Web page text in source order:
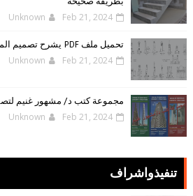
Unknown Feb 21, 2024
تحميل ملف PDF يشرح تصميم الماذن والمداخن والابراج الرفيعة
Unknown Feb 21, 2024
مجموعة كتب د/ مشهور غنيم
Unknown Feb 21, 2024
تنفيذواشراف